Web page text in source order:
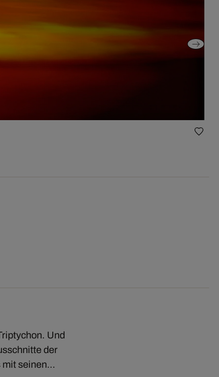
Und
der
mit seinen…